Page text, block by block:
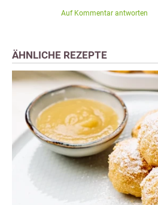
Auf Kommentar antworten
ÄHNLICHE REZEPTE